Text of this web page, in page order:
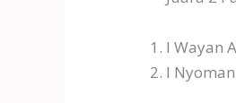
I Wayan
I